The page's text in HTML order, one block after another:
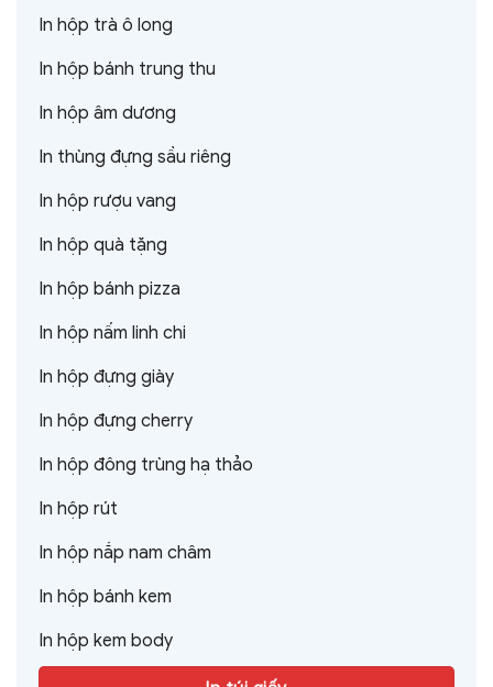
In hộp trà ô long
In hộp bánh trung thu
In hộp âm dương
In thùng đựng sầu riêng
In hộp rượu vang
In hộp quà tặng
In hộp bánh pizza
In hộp nấm linh chi
In hộp đựng giày
In hộp đựng cherry
In hộp đông trùng hạ thảo
In hộp rút
In hộp nắp nam châm
In hộp bánh kem
In hộp kem body